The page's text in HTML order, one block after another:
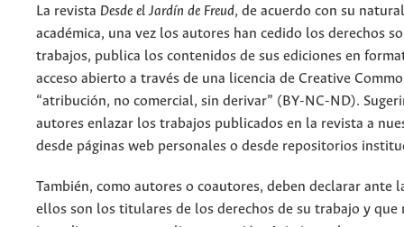
La revista Desde el Jardín de Freud, de acuerdo con su
académica, una vez los autores han cedido los derechos
trabajos, publica los contenidos de sus ediciones en
acceso abierto a través de una licencia de Creative
“atribución, no comercial, sin derivar” (BY-NC-ND).
autores enlazar los trabajos publicados en la revista a
desde páginas web personales o desde repositorios
También, como autores o coautores, deben declarar ante
ellos son los titulares de los derechos de su trabajo y que